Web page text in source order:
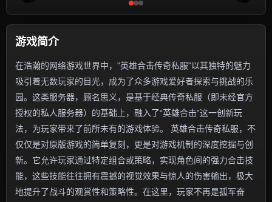
游戏简介
在浩瀚的网络游戏世界中，"英雄合击传奇私服"以其独特的魅力
吸引着无数玩家的目光，成为了众多游戏爱好者探索与挑战的乐
园。这类服务器，顾名思义，是基于经典传奇私服（即未经官方
授权的私人服务器）的基础上，融入了“英雄合击”这一创新玩
法，为玩家带来了前所未有的游戏体验。 英雄合击传奇私服，不
仅仅是对原版游戏的简单复刻，更是对游戏机制的深度挖掘与创
新。它允许玩家通过特定组合或策略，实现角色间的强力合击技
能，这些技能往往拥有震撼的视觉效果与惊人的伤害输出，极大
地提升了战斗的观赏性和策略性。在这里，玩家不再是孤军奋